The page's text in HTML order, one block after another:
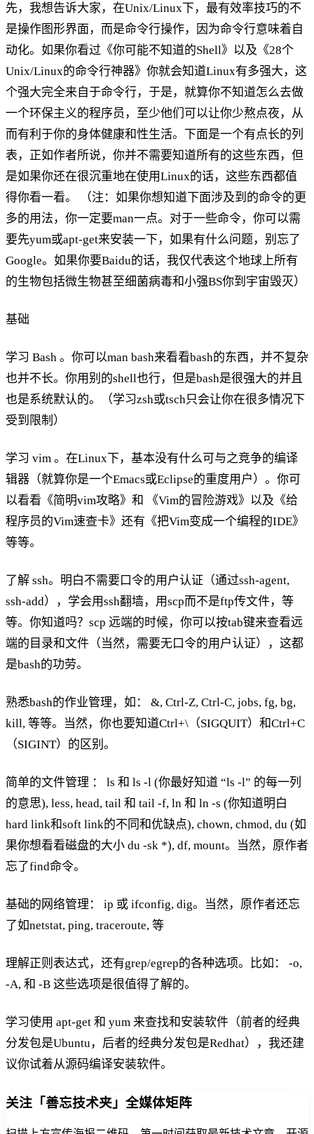
先，我想告诉大家，在Unix/Linux下，最有效率技巧的不
是操作图形界面，而是命令行操作，因为命令行意味着自
动化。如果你看过《你可能不知道的Shell》以及《28个
Unix/Linux的命令行神器》你就会知道Linux有多强大，这
个强大完全来自于命令行，于是，就算你不知道怎么去做
一个环保主义的程序员，至少他们可以让你少熬点夜，从
而有利于你的身体健康和性生活。下面是一个有点长的列
表，正如作者所说，你并不需要知道所有的这些东西，但
是如果你还在很沉重地在使用Linux的话，这些东西都值
得你看一看。 （注：如果你想知道下面涉及到的命令的更
多的用法，你一定要man一点。对于一些命令，你可以需
要先yum或apt-get来安装一下，如果有什么问题，别忘了
Google。如果你要Baidu的话，我仅代表这个地球上所有
的生物包括微生物甚至细菌病毒和小强BS你到宇宙毁灭）
基础
学习 Bash 。你可以man bash来看看bash的东西，并不复杂
也并不长。你用别的shell也行，但是bash是很强大的并且
也是系统默认的。（学习zsh或tsch只会让你在很多情况下
受到限制）
学习 vim 。在Linux下，基本没有什么可与之竞争的编译
辑器（就算你是一个Emacs或Eclipse的重度用户）。你可
以看看《简明vim攻略》和 《Vim的冒险游戏》以及《给
程序员的Vim速查卡》还有《把Vim变成一个编程的IDE》
等等。
了解 ssh。明白不需要口令的用户认证（通过ssh-agent,
ssh-add），学会用ssh翻墙，用scp而不是ftp传文件，等
等。你知道吗？scp 远端的时候，你可以按tab键来查看远
端的目录和文件（当然，需要无口令的用户认证），这都
是bash的功劳。
熟悉bash的作业管理，如： &, Ctrl-Z, Ctrl-C, jobs, fg, bg,
kill, 等等。当然，你也要知道Ctrl+\（SIGQUIT）和Ctrl+C
（SIGINT）的区别。
简单的文件管理 ： ls 和 ls -l (你最好知道 “ls -l” 的每一列
的意思), less, head, tail 和 tail -f, ln 和 ln -s (你知道明白
hard link和soft link的不同和优缺点), chown, chmod, du (如
果你想看看磁盘的大小 du -sk *), df, mount。当然，原作者
忘了find命令。
基础的网络管理： ip 或 ifconfig, dig。当然，原作者还忘
了如netstat, ping, traceroute, 等
理解正则表达式，还有grep/egrep的各种选项。比如： -o,
-A, 和 -B 这些选项是很值得了解的。
学习使用 apt-get 和 yum 来查找和安装软件（前者的经典
分发包是Ubuntu，后者的经典分发包是Redhat），我还建
议你试着从源码编译安装软件。
关注「善忘技术夹」全媒体矩阵